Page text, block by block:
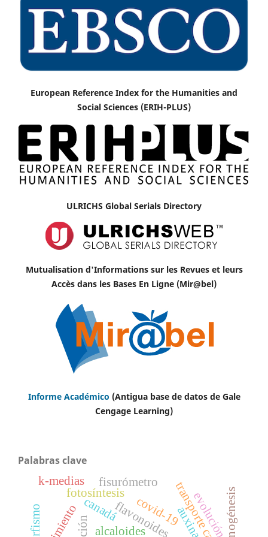
European Reference Index for the Humanities and
Social Sciences (ERIH-PLUS)
ULRICHS Global Serials Directory
Mutualisation d'Informations sur les Revues et leurs
Accès dans les Bases En Ligne (Mir@bel)
Informe Académico (Antigua base de datos de Gale
Cengage Learning)
Palabras clave
alcaloides
flavonoides
canadá
fotosíntesis
covid-19
fisurómetro
evolución
auxinas
k-medias